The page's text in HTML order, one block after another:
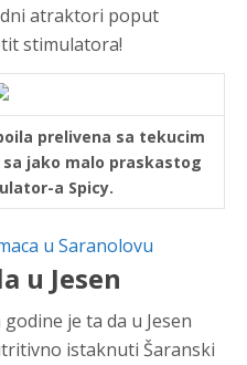
atraktori poput
stimulatora!
prelivena sa tekucim
jako malo praskastog
a Spicy.
u Saranolovu
u Jesen
je ta da u Jesen
istaknuti Šaranski